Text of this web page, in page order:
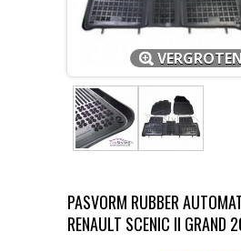
PASVORM RUBBER
RENAULT SCENIC II